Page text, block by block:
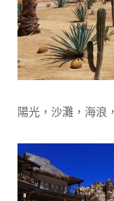
陽光，沙灘，海浪